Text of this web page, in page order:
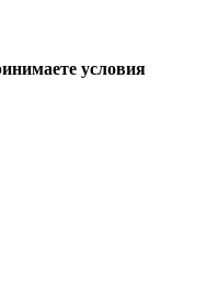
условия